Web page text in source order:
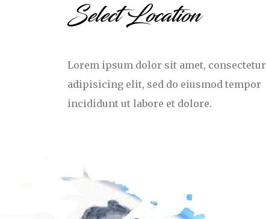
Select Location
Lorem ipsum dolor sit amet, consectetur
adipisicing elit, sed do eiusmod tempor
incididunt ut labore et dolore.